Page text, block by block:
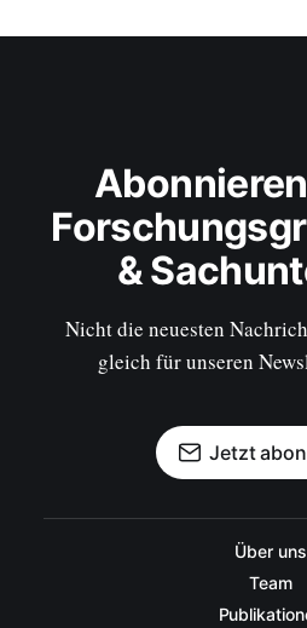
&
Nicht die neuesten
gleich für unseren
Jetzt
Über uns
Team